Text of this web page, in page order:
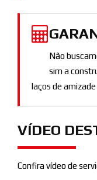
Não
sim a
laços de
VÍDEO
Confira vídeo de